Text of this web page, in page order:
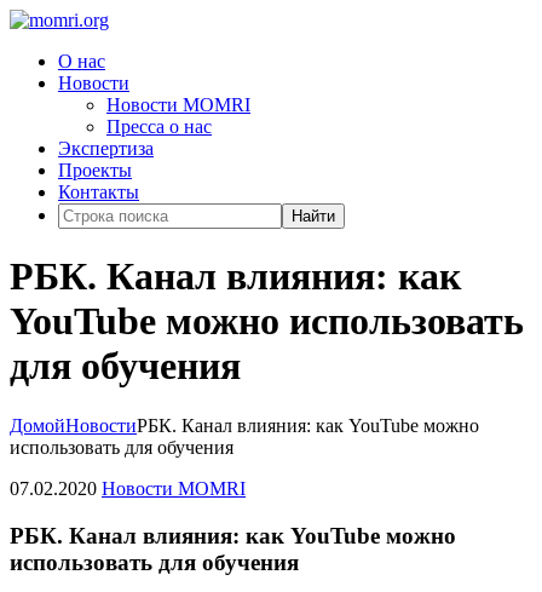
О нас
Новости
Новости MOMRI
Пресса о нас
Экспертиза
Проекты
Контакты
Найти
РБК. Канал влияния: как
YouTube можно использовать
для обучения
ДомойНовостиРБК. Канал влияния: как YouTube можно
использовать для обучения
07.02.2020 Новости MOMRI
РБК. Канал влияния: как YouTube можно
использовать для обучения